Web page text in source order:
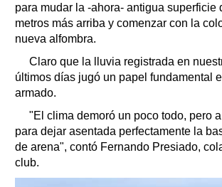
para mudar la -ahora- antigua superficie
metros más arriba y comenzar con la
nueva alfombra.
Claro que la lluvia registrada en
últimos días jugó un papel fundamental
armado.
"El clima demoró un poco todo, pero
para dejar asentada perfectamente la
de arena", contó Fernando Presiado,
club.